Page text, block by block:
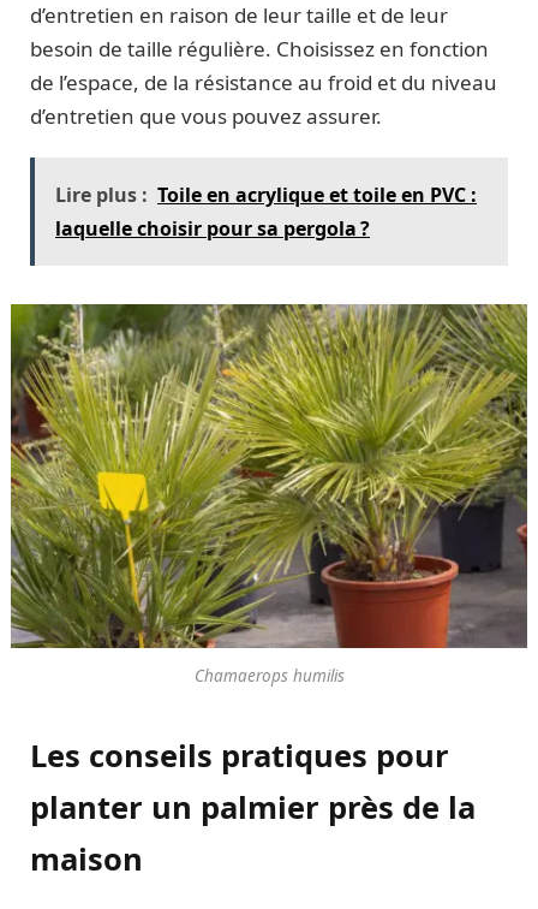
d’entretien en raison de leur taille et de leur
besoin de taille régulière. Choisissez en fonction
de l’espace, de la résistance au froid et du niveau
d’entretien que vous pouvez assurer.
Lire plus : Toile en acrylique et toile en PVC :
laquelle choisir pour sa pergola ?
Chamaerops humilis
Les conseils pratiques pour
planter un palmier près de la
maison